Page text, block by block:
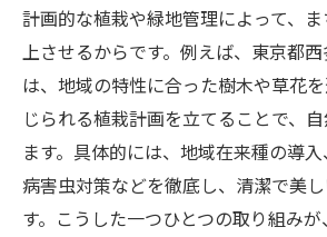
計画的な植栽や緑地管理によって、
上させるからです。例えば、東京都
は、地域の特性に合った樹木や草花
じられる植栽計画を立てることで、
ます。具体的には、地域在来種の導入
病害虫対策などを徹底し、清潔で美
す。こうした一つひとつの取り組み